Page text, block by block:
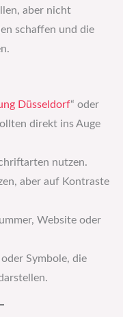
aber nicht
schaffen und die
Düsseldorf“ oder
direkt ins Auge
nutzen.
aber auf Kontraste
Website oder
oder Symbole, die